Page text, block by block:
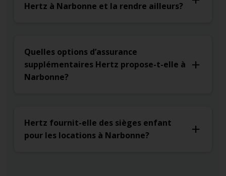
Hertz à Narbonne et la rendre ailleurs?
Quelles options d’assurance
supplémentaires Hertz propose-t-elle à
Narbonne?
Hertz fournit-elle des sièges enfant
pour les locations à Narbonne?